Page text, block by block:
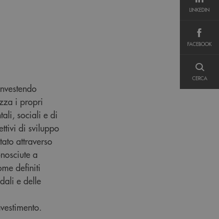
LINKEDIN
FACEBOOK
CERCA
i propri
sociali e di
di sviluppo
attraverso
a
definiti
e delle